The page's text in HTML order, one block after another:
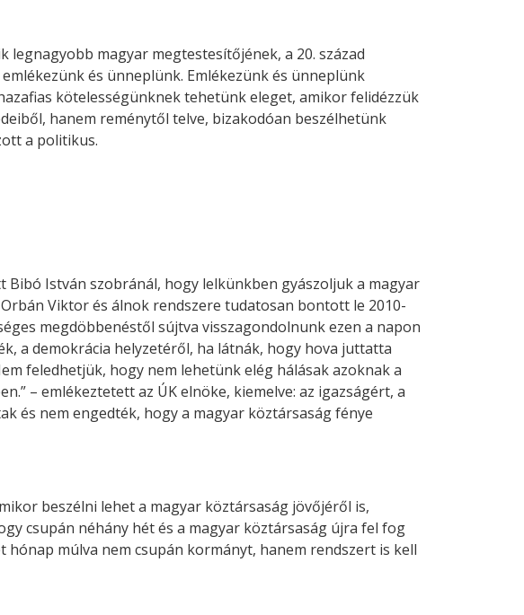
legnagyobb magyar megtestesítőjének, a 20. század
és ünneplünk. Emlékezünk és ünneplünk
kötelességünknek tehetünk eleget, amikor felidézzük
hanem reménytől telve, bizakodóan beszélhetünk
a politikus.
István szobránál, hogy lelkünkben gyászoljuk a magyar
Viktor és álnok rendszere tudatosan bontott le 2010-
megdöbbenéstől sújtva visszagondolnunk ezen a napon
a demokrácia helyzetéről, ha látnák, hogy hova juttatta
feledhetjük, hogy nem lehetünk elég hálásak azoknak a
– emlékeztetett az ÚK elnöke, kiemelve: az igazságért, a
és nem engedték, hogy a magyar köztársaság fénye
beszélni lehet a magyar köztársaság jövőjéről is,
csupán néhány hét és a magyar köztársaság újra fel fog
múlva nem csupán kormányt, hanem rendszert is kell